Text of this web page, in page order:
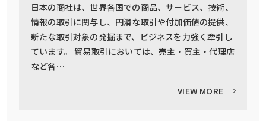
日本の商社は、世界各国での商品、サービス、技術、
情報の取引に関与し、円滑な取引や付加価値の提供、
新たな取引対象の発掘まで、ビジネスを力強く牽引し
ています。 貿易取引においては、売主・買主・代理店
など各…
VIEW MORE